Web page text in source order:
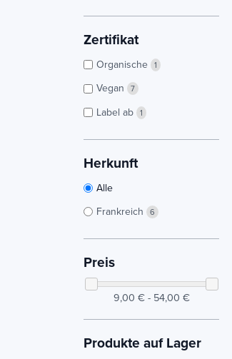
Zertifikat
Organische 1
Vegan 7
Label ab 1
Herkunft
Alle
Frankreich
6
Preis
9,00 € - 54,00 €
Produkte auf Lager